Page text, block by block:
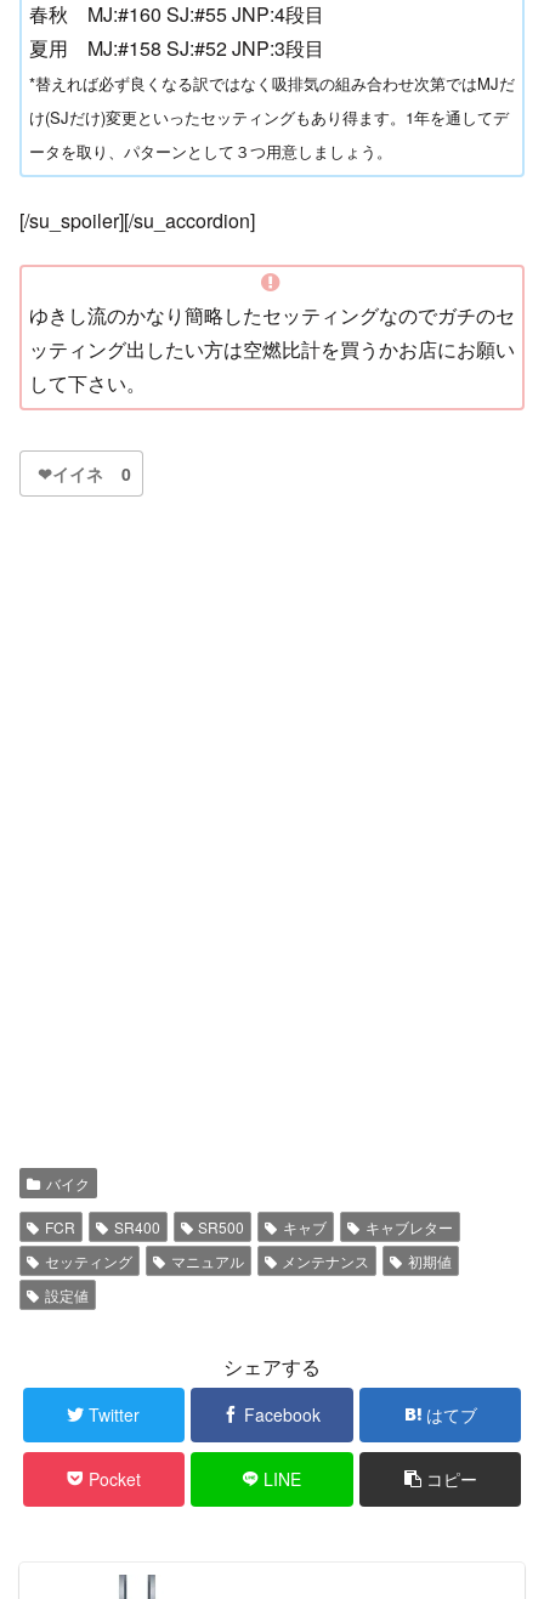
春秋 MJ:#160 SJ:#55 JNP:4段目
夏用 MJ:#158 SJ:#52 JNP:3段目
*替えれば必ず良くなる訳ではなく吸排気の組み合わせ次第ではMJだ
け(SJだけ)変更といったセッティングもあり得ます。1年を通してデ
ータを取り、パターンとして３つ用意しましょう。
[/su_spoiler][/su_accordion]
ゆきし流のかなり簡略したセッティングなのでガチのセ
ッティング出したい方は空燃比計を買うかお店にお願い
して下さい。
❤イイネ 0
バイク
FCR SR400 SR500 キャブ
キャブレター
セッティング
マニュアル メンテナンス
初期値
設定値
シェアする
Twitter Facebook はてブ
Pocket LINE コピー